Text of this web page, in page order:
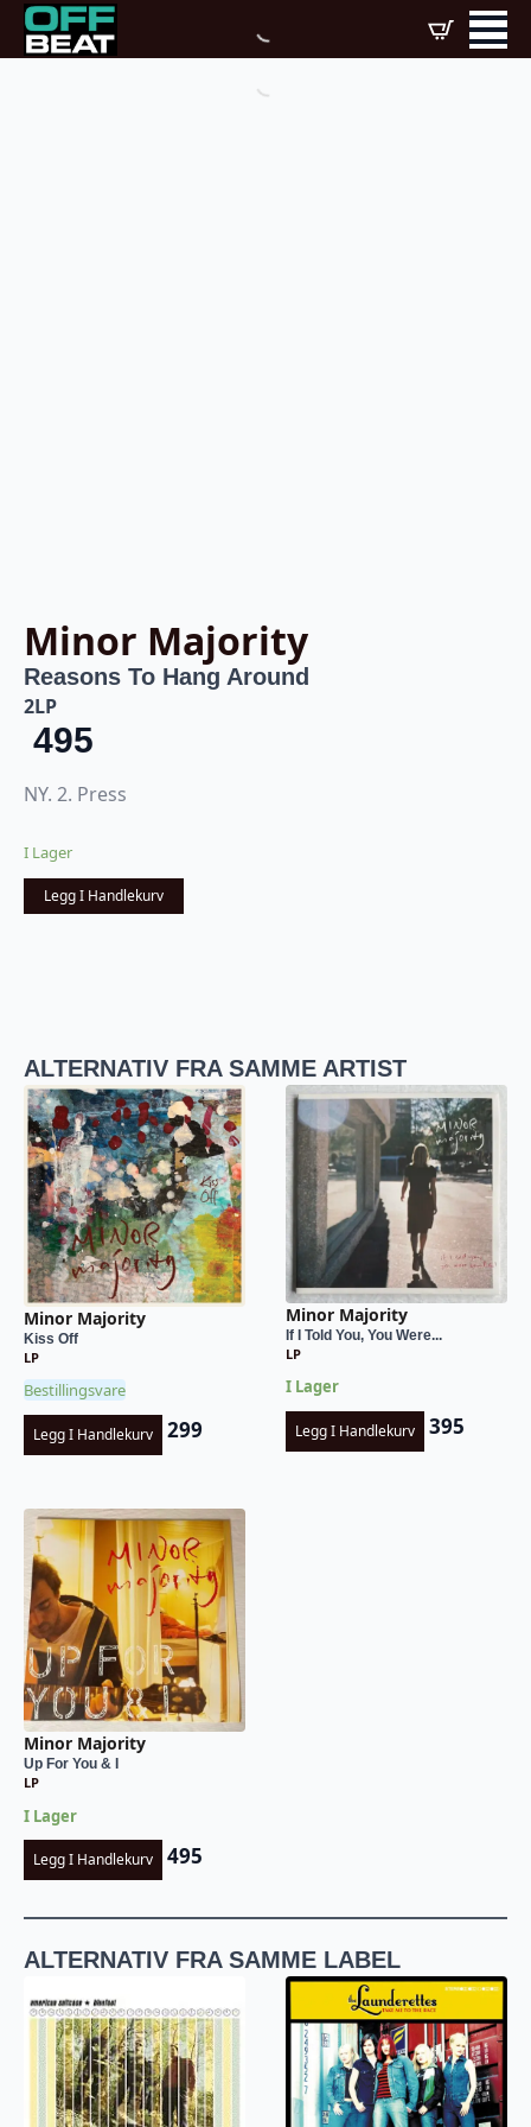
Minor Majority
Reasons To Hang Around
2LP
495
NY. 2. Press
I Lager
Legg I Handlekurv
ALTERNATIV FRA SAMME ARTIST
Minor Majority
Kiss Off
LP
Bestillingsvare
Legg I Handlekurv 299
Minor Majority
If I Told You, You Were...
LP
I Lager
Legg I Handlekurv 395
Minor Majority
Up For You & I
LP
I Lager
Legg I Handlekurv 495
ALTERNATIV FRA SAMME LABEL